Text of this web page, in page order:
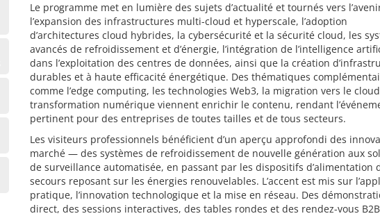
Le programme met en lumière des sujets d’actualité et tournés vers
l’expansion des infrastructures multi-cloud et hyperscale, l’adoption
d’architectures cloud hybrides, la cybersécurité et la sécurité cloud, les
avancés de refroidissement et d’énergie, l’intégration de l’intelligence
dans l’exploitation des centres de données, ainsi que la création
durables et à haute efficacité énergétique. Des thématiques
comme l’edge computing, les technologies Web3, la migration vers le
transformation numérique viennent enrichir le contenu, rendant
pertinent pour des entreprises de toutes tailles et de tous secteurs.
Les visiteurs professionnels bénéficient d’un aperçu approfondi des
marché — des systèmes de refroidissement de nouvelle génération aux
de surveillance automatisée, en passant par les dispositifs d’alimentation
secours reposant sur les énergies renouvelables. L’accent est mis sur
pratique, l’innovation technologique et la mise en réseau. Des
direct, des sessions interactives, des tables rondes et des rendez-vous B2B